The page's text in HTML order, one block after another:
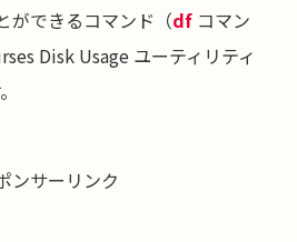
ができるコマンド（df コマン
Disk Usage ユーティリティ
ンサーリンク